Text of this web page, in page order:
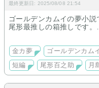
最終更新日: 2025/08/08 21:54
ゴールデンカムイの夢小説
尾形最推しの箱推しです。
・長編…完結済み
・長編軸の小話…↑の夢主
・短編…雑多です。色んな
様々です。シリーズ化し
金カ夢 ゴールデンカム
短編
尾形百之助 月